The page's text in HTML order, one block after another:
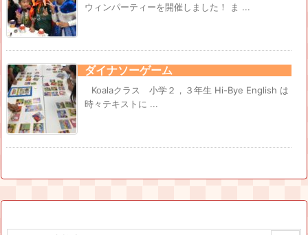
ウィンパーティーを開催しました！ ま ...
ダイナソーゲーム
Koalaクラス 小学２，３年生 Hi-Bye English は
時々テキストに ...